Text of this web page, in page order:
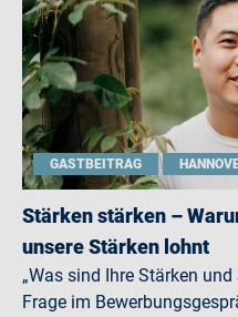
GASTBEITRAG
Stärken stärken –
unsere Stärken lohnt
„Was sind Ihre Stärken
Frage im